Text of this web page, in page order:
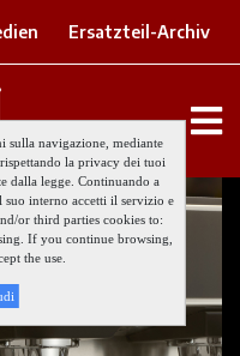
Ersatzteil-Archiv
sulla navigazione, mediante
la privacy dei tuoi
dalla legge. Continuando a
suo interno accetti il servizio e
or third parties cookies to:
If you continue browsing,
the use.